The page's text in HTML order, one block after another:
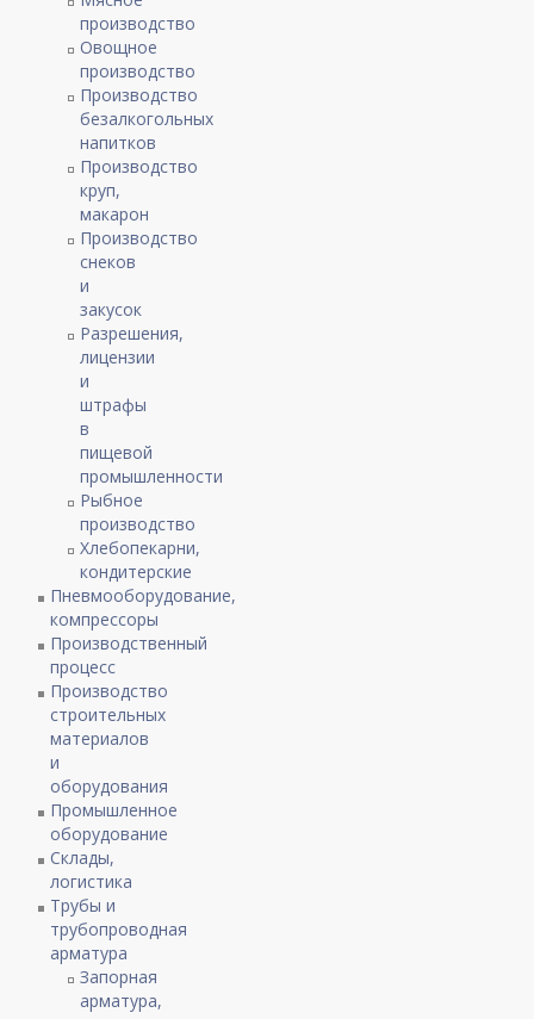
производство
Овощное
производство
Производство
безалкогольных
напитков
Производство
круп,
макарон
Производство
снеков
и
закусок
Разрешения,
лицензии
и
штрафы
в
пищевой
промышленности
Рыбное
производство
Хлебопекарни,
кондитерские
Пневмооборудование,
компрессоры
Производственный
процесс
Производство
строительных
материалов
и
оборудования
Промышленное
оборудование
Склады,
логистика
Трубы и
трубопроводная
арматура
Запорная
арматура,